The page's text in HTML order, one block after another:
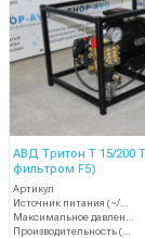
АВД Тритон T 15/200
фильтром F5)
Артикул